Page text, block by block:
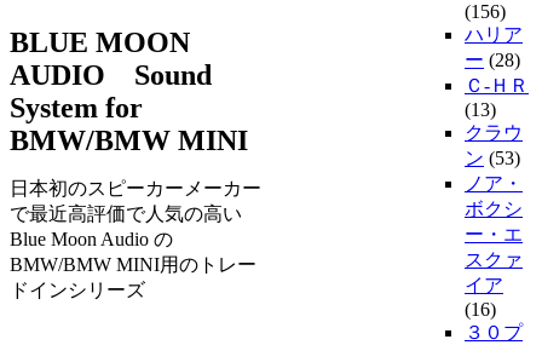
BLUE MOON
AUDIO Sound
System for
BMW/BMW MINI
日本初のスピーカーメーカー
で最近高評価で人気の高い
Blue Moon Audio の
BMW/BMW MINI用のトレー
ドインシリーズ
(156)
ハリア
ー (28)
Ｃ-ＨＲ
(13)
クラウ
ン (53)
ノア・
ボクシ
ー・エ
スクァ
イア
(16)
３０プ